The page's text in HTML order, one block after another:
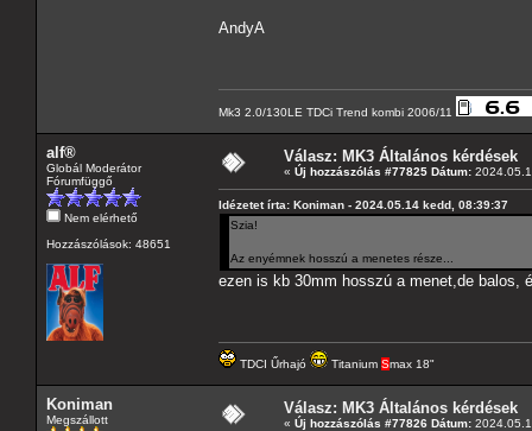
AndyA
Mk3 2.0/130LE TDCi Trend kombi 2006/11
alf®
Globál Moderátor
Fórumfüggő
Nem elérhető
Hozzászólások: 48651
Válasz: MK3 Általános kérdések
« Új hozzászólás #77825 Dátum:
Idézetet írta: Koniman - 2024.05.14 kedd, 08:39:37
Szia!
Az enyémnek hosszú a menetes része...
ezen is kb 30mm hosszú a menet,de balos,
TDCI Űrhajó Titanium Smax 18"
Koniman
Megszállott
Válasz: MK3 Általános kérdések
« Új hozzászólás #77826 Dátum: